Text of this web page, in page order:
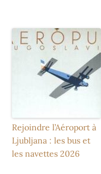
Rejoindre l’Aéroport à
Ljubljana : les bus et
les navettes 2026